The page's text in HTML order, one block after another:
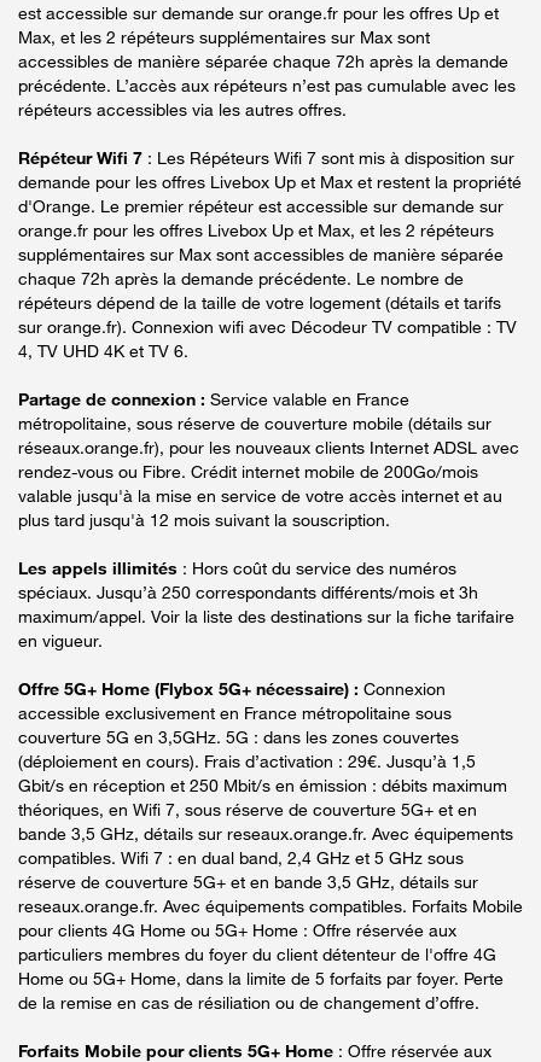
est accessible sur demande sur orange.fr pour les offres Up et
Max, et les 2 répéteurs supplémentaires sur Max sont
accessibles de manière séparée chaque 72h après la demande
précédente. L’accès aux répéteurs n’est pas cumulable avec les
répéteurs accessibles via les autres offres.
Répéteur Wifi 7 : Les Répéteurs Wifi 7 sont mis à disposition sur
demande pour les offres Livebox Up et Max et restent la propriété
d'Orange. Le premier répéteur est accessible sur demande sur
orange.fr pour les offres Livebox Up et Max, et les 2 répéteurs
supplémentaires sur Max sont accessibles de manière séparée
chaque 72h après la demande précédente. Le nombre de
répéteurs dépend de la taille de votre logement (détails et tarifs
sur orange.fr). Connexion wifi avec Décodeur TV compatible : TV
4, TV UHD 4K et TV 6.
Partage de connexion : Service valable en France
métropolitaine, sous réserve de couverture mobile (détails sur
réseaux.orange.fr), pour les nouveaux clients Internet ADSL avec
rendez-vous ou Fibre. Crédit internet mobile de 200Go/mois
valable jusqu'à la mise en service de votre accès internet et au
plus tard jusqu'à 12 mois suivant la souscription.
Les appels illimités : Hors coût du service des numéros
spéciaux. Jusqu’à 250 correspondants différents/mois et 3h
maximum/appel. Voir la liste des destinations sur la fiche tarifaire
en vigueur.
Offre 5G+ Home (Flybox 5G+ nécessaire) : Connexion
accessible exclusivement en France métropolitaine sous
couverture 5G en 3,5GHz. 5G : dans les zones couvertes
(déploiement en cours). Frais d’activation : 29€. Jusqu’à 1,5
Gbit/s en réception et 250 Mbit/s en émission : débits maximum
théoriques, en Wifi 7, sous réserve de couverture 5G+ et en
bande 3,5 GHz, détails sur reseaux.orange.fr. Avec équipements
compatibles. Wifi 7 : en dual band, 2,4 GHz et 5 GHz sous
réserve de couverture 5G+ et en bande 3,5 GHz, détails sur
reseaux.orange.fr. Avec équipements compatibles. Forfaits Mobile
pour clients 4G Home ou 5G+ Home : Offre réservée aux
particuliers membres du foyer du client détenteur de l'offre 4G
Home ou 5G+ Home, dans la limite de 5 forfaits par foyer. Perte
de la remise en cas de résiliation ou de changement d’offre.
Forfaits Mobile pour clients 5G+ Home : Offre réservée aux